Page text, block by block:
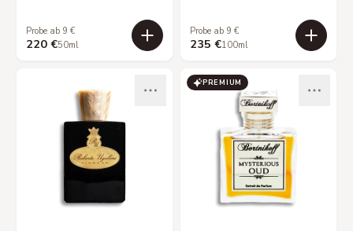
Probe ab 9 €
220 €50ml
Probe ab 9 €
235 €100ml
PREMIUM